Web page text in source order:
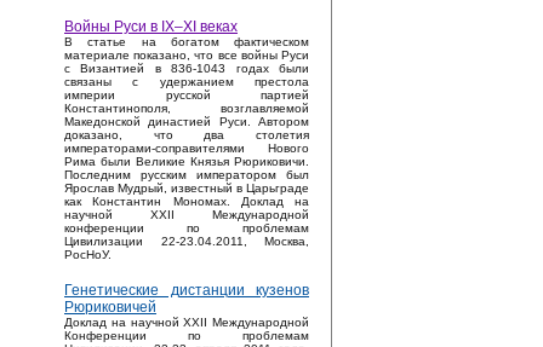
Войны Руси в IX–XI веках
В статье на богатом фактическом
материале показано, что все войны Руси
с Византией в 836-1043 годах были
связаны с удержанием престола
империи русской партией
Константинополя, возглавляемой
Македонской династией Руси. Автором
доказано, что два столетия
императорами-соправителями Нового
Рима были Великие Князья Рюриковичи.
Последним русским императором был
Ярослав Мудрый, известный в Царьграде
как Константин Мономах. Доклад на
научной XXII Международной
конференции по проблемам
Цивилизации 22-23.04.2011, Москва,
РосНоУ.
Генетические дистанции кузенов
Рюриковичей
Доклад на научной XXII Международной
Конференции по проблемам